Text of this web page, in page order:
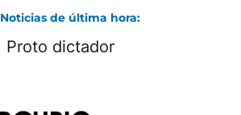
Noticias de última hora:
Proto dictador